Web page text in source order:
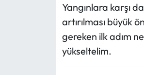
Yangınlara karşı
artırılması büyük
gereken ilk adım
yükseltelim.